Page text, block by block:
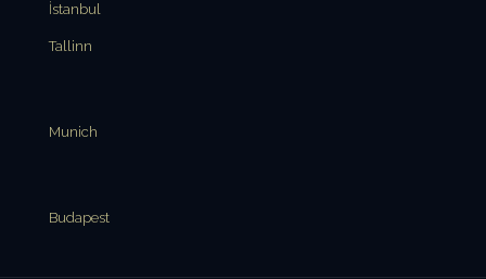
İstanbul
Tallinn
Munich
Budapest